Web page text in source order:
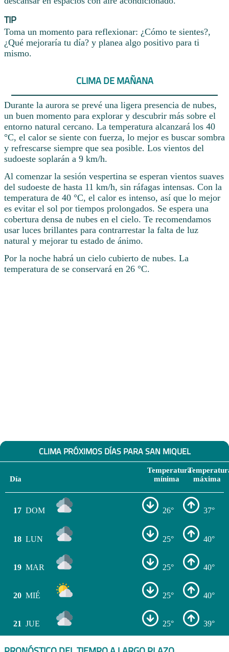
TIP
Toma un momento para reflexionar: ¿Cómo te sientes?,
¿Qué mejoraría tu día? y planea algo positivo para ti
mismo.
CLIMA DE MAÑANA
Durante la aurora se prevé una ligera presencia de nubes,
un buen momento para explorar y descubrir más sobre el
entorno natural cercano. La temperatura alcanzará los 40
°C, el calor se siente con fuerza, lo mejor es buscar sombra
y refrescarse siempre que sea posible. Los vientos del
sudoeste soplarán a 9 km/h.
Al comenzar la sesión vespertina se esperan vientos suaves
del sudoeste de hasta 11 km/h, sin ráfagas intensas. Con la
temperatura de 40 °C, el calor es intenso, así que lo mejor
es evitar el sol por tiempos prolongados. Se espera una
cobertura densa de nubes en el cielo. Te recomendamos
usar luces brillantes para contrarrestar la falta de luz
natural y mejorar tu estado de ánimo.
Por la noche habrá un cielo cubierto de nubes. La
temperatura de se conservará en 26 °C.
CLIMA PRÓXIMOS DÍAS PARA SAN MIQUEL
Día
Temperatura
mínima
máxima
17 DOM 26° 37°
18 LUN 25° 40°
19 MAR 25° 40°
20 MIÉ 25° 40°
21 JUE 25° 39°